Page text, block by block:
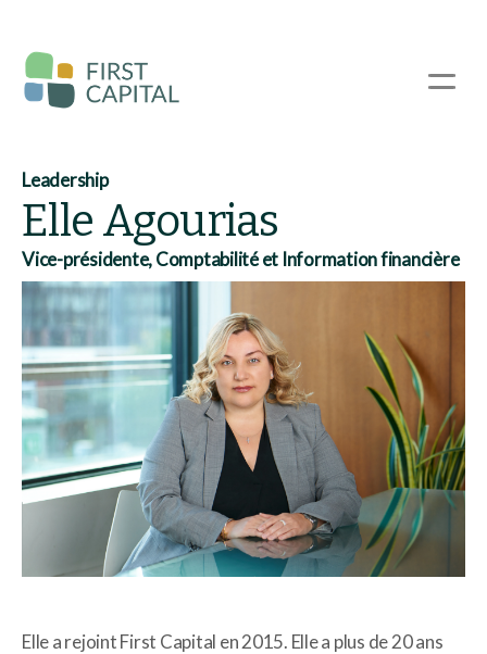
contenu
principal
☰
Leadership
Elle Agourias
Vice-présidente, Comptabilité et Information financière
Elle a rejoint First Capital en 2015. Elle a plus de 20 ans